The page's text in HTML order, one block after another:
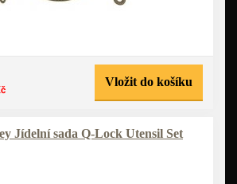
Vložit do košíku
Jídelní sada Q-Lock Utensil Set